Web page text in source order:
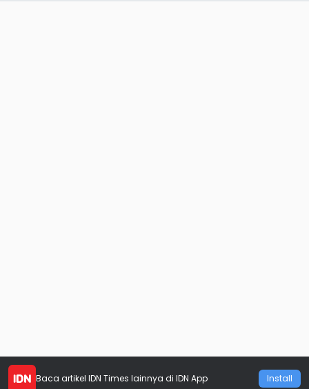
Baca artikel IDN Times lainnya di IDN App Install